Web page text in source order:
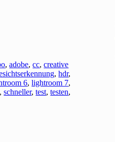
,adobe,cc,creative
,hdr,
6,lightroom 7,
,schneller,test,testen,